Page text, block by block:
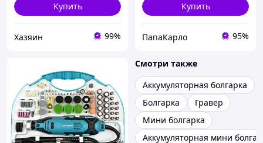
Купить
Хазяин 99%
Купить
ПапаКарло 95%
Смотри также
Аккумуляторная болгарка
Болгарка
Гравер
Мини болгарка
Аккумуляторная мини